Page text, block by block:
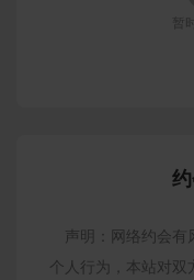
暂
声明：网络约会有
个人行为，本站对双